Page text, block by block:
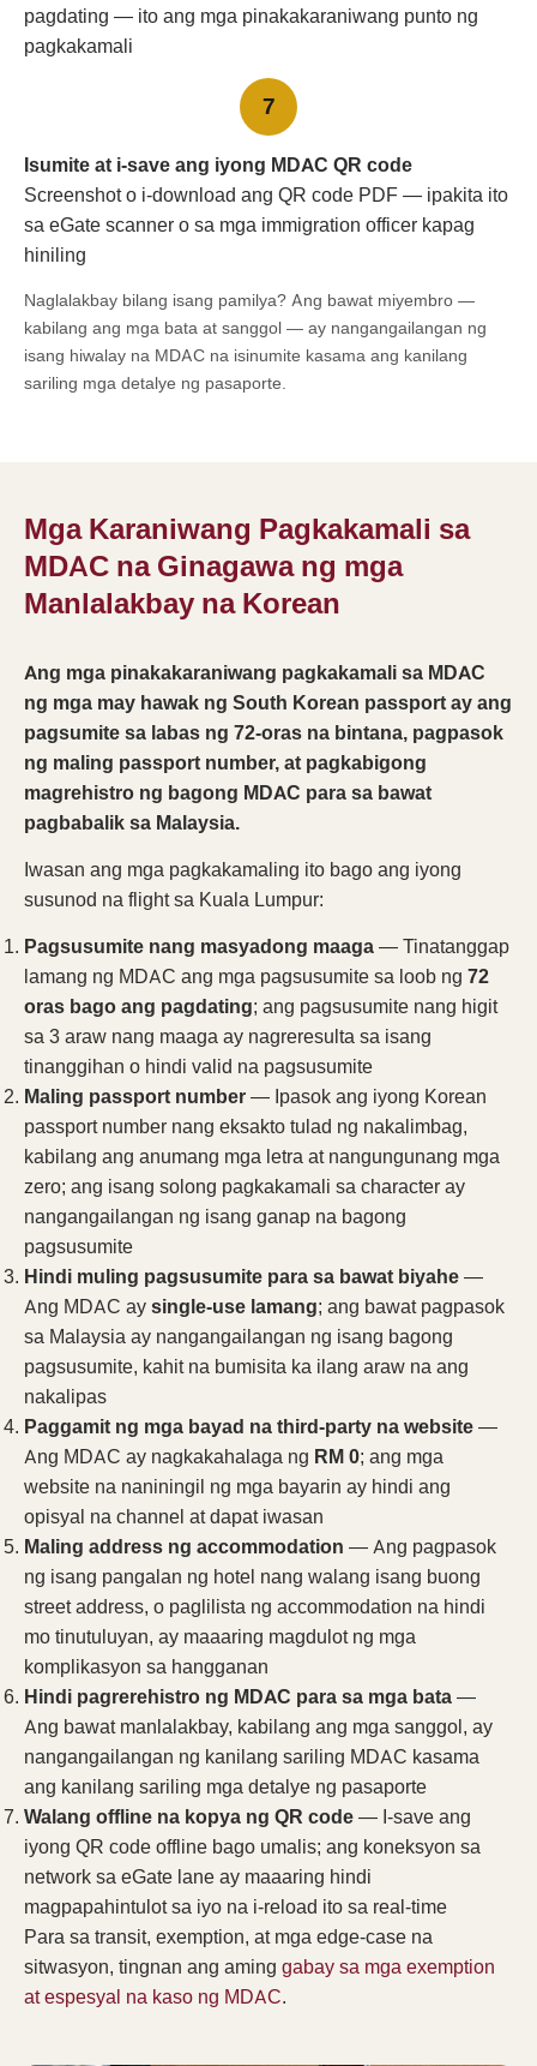
pagdating — ito ang mga pinakakaraniwang punto ng
pagkakamali
7
Isumite at i-save ang iyong MDAC QR code
Screenshot o i-download ang QR code PDF — ipakita ito
sa eGate scanner o sa mga immigration officer kapag
hiniling
Naglalakbay bilang isang pamilya? Ang bawat miyembro —
kabilang ang mga bata at sanggol — ay nangangailangan ng
isang hiwalay na MDAC na isinumite kasama ang kanilang
sariling mga detalye ng pasaporte.
Mga Karaniwang Pagkakamali sa
MDAC na Ginagawa ng mga
Manlalakbay na Korean
Ang mga pinakakaraniwang pagkakamali sa MDAC
ng mga may hawak ng South Korean passport ay ang
pagsumite sa labas ng 72-oras na bintana, pagpasok
ng maling passport number, at pagkabigong
magrehistro ng bagong MDAC para sa bawat
pagbabalik sa Malaysia.
Iwasan ang mga pagkakamaling ito bago ang iyong
susunod na flight sa Kuala Lumpur:
Pagsusumite nang masyadong maaga— Tinatanggap
lamang ng MDAC ang mga pagsusumite sa loob ng 72
oras bago ang pagdating; ang pagsusumite nang higit
sa 3 araw nang maaga ay nagreresulta sa isang
tinanggihan o hindi valid na pagsusumite
Maling passport number— Ipasok ang iyong Korean
passport number nang eksakto tulad ng nakalimbag,
kabilang ang anumang mga letra at nangungunang mga
zero; ang isang solong pagkakamali sa character ay
nangangailangan ng isang ganap na bagong
pagsusumite
Hindi muling pagsusumite para sa bawat biyahe—
Ang MDAC aysingle-use lamang; ang bawat pagpasok
sa Malaysia ay nangangailangan ng isang bagong
pagsusumite, kahit na bumisita ka ilang araw na ang
nakalipas
Paggamit ng mga bayad na third-party na website—
Ang MDAC ay nagkakahalaga ng RM 0; ang mga
website na naniningil ng mga bayarin ay hindi ang
opisyal na channel at dapat iwasan
Maling address ng accommodation — Ang pagpasok
ng isang pangalan ng hotel nang walang isang buong
street address, o paglilista ng accommodation na hindi
mo tinutuluyan, ay maaaring magdulot ng mga
komplikasyon sa hangganan
Hindi pagrerehistro ng MDAC para sa mga bata—
Ang bawat manlalakbay, kabilang ang mga sanggol, ay
nangangailangan ng kanilang sariling MDAC kasama
ang kanilang sariling mga detalye ng pasaporte
Walang offline na kopya ng QR code— I-save ang
iyong QR code offline bago umalis; ang koneksyon sa
network sa eGate lane ay maaaring hindi
magpapahintulot sa iyo na i-reload ito sa real-time
Para sa transit, exemption, at mga edge-case na
sitwasyon, tingnan ang aming gabay sa mga exemption
at espesyal na kaso ng MDAC.